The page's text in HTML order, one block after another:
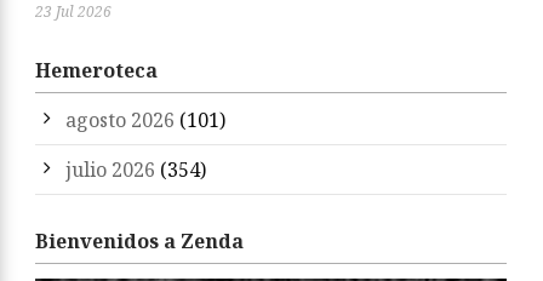
23 Jul 2026
Hemeroteca
agosto 2026 (101)
julio 2026 (354)
Bienvenidos a Zenda